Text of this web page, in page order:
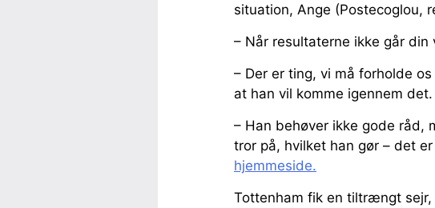
situation, Ange (Postecoglou,
– Når resultaterne ikke går din
– Der er ting, vi må forholde
at han vil komme igennem det.
– Han behøver ikke gode råd,
tror på, hvilket han gør – det
hjemmeside.
Tottenham fik en tiltrængt sejr,